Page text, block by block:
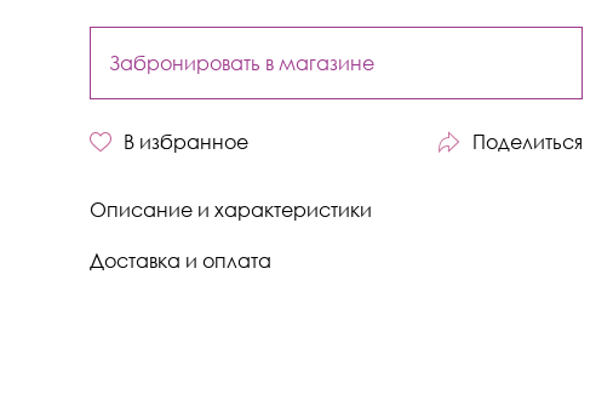
Забронировать в магазине
В избранное Поделиться
Описание и характеристики
Доставка и оплата